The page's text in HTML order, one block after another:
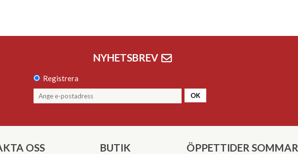
NYHETSBREV
Registrera
OK
OSS BUTIK ÖPPETTIDER SOMMAR